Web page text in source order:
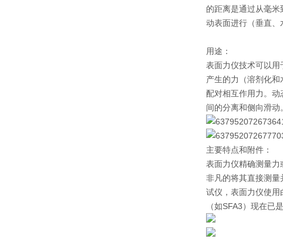
的距离是通过从毫
动表面进行（垂直、
用途：
表面力仪技术可以
产生的力（溶剂化
配对相互作用力。
间的分离和侧向滑动
主要特点和附件：
表面力仪精确测量
非凡的将其直接测
试仪，表面力仪使
（如SFA3）现在已